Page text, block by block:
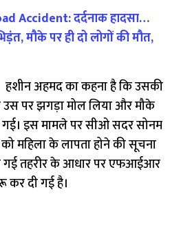
Accident: दर्दनाक हादसा…
मौके पर ही दो लोगों की मौत,
अहमद का कहना है कि उसकी
पर झगड़ा मोल लिया और मौके
इस मामले पर सीओ सदर सोनम
महिला के लापता होने की सूचना
दी गई तहरीर के आधार पर एफआईआर
कर दी गई है।